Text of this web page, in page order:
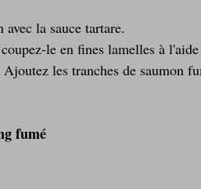
la sauce tartare.
le en fines lamelles à
les tranches de saumon
fumé